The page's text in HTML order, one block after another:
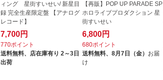
ィング 星街すいせい/ 新星目
録 完全生産限定盤 【アナログ
レコード】
7,700円
770ポイント
送料無料、 店在庫有り 2～3日
出荷
【再販】POP UP PARADE SP
ホロライブプロダクション 星
街すいせい
6,800円
680ポイント
送料無料、 8月7日（金） お届
け